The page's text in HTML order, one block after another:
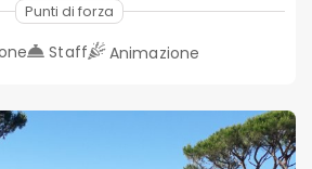
Punti di forza
Staff Animazione